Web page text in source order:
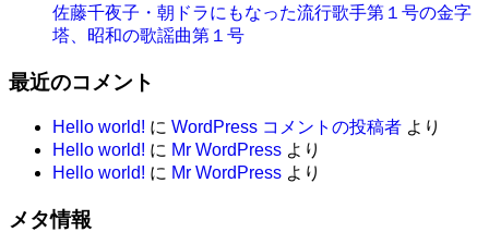
佐藤千夜子・朝ドラにもなった流行歌手第１号の金字
塔、昭和の歌謡曲第１号
最近のコメント
Hello world! に WordPress コメントの投稿者 より
Hello world! に Mr WordPress より
Hello world! に Mr WordPress より
メタ情報